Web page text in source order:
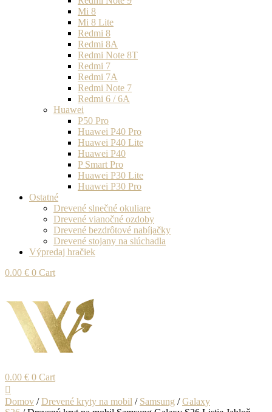
Mi 8
Mi 8 Lite
Redmi 8
Redmi 8A
Redmi Note 8T
Redmi 7
Redmi 7A
Redmi Note 7
Redmi 6 / 6A
Huawei
P50 Pro
Huawei P40 Pro
Huawei P40 Lite
Huawei P40
P Smart Pro
Huawei P30 Lite
Huawei P30 Pro
Ostatné
Drevené slnečné okuliare
Drevené vianočné ozdoby
Drevené bezdrôtové nabíjačky
Drevené stojany na slúchadla
Výpredaj hračiek
0.00 € 0 Cart
0.00 € 0 Cart
Domov /Drevené kryty na mobil / Samsung /Galaxy